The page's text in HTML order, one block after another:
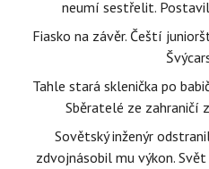
neumí sestřelit.
Fiasko na závěr. Čeští
Tahle stará sklenička po
Sběratelé ze zahraničí
Sovětský inženýr
zdvojnásobil mu výkon.